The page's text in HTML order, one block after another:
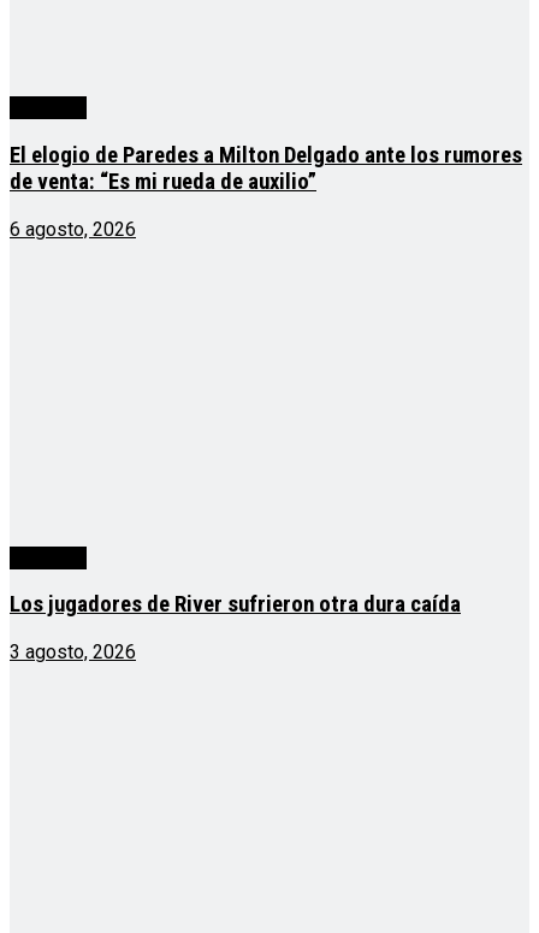
El elogio de Paredes a Milton Delgado ante los rumores
de venta: “Es mi rueda de auxilio”
6 agosto, 2026
Los jugadores de River sufrieron otra dura caída
3 agosto, 2026